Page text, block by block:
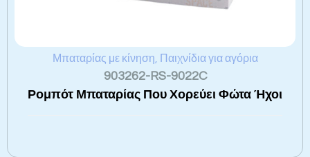
Μπαταρίας με κίνηση, Παιχνίδια για αγόρια
903262-RS-9022C
Ρομπότ Μπαταρίας Που Χορεύει Φώτα Ήχοι